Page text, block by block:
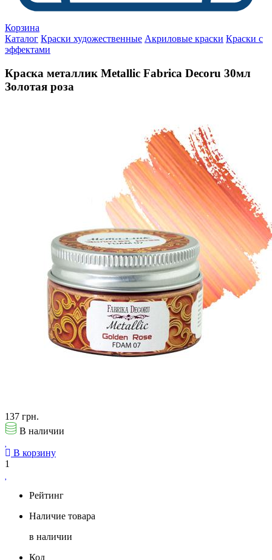
Корзина
Каталог Краски художественные Акриловые краски Краски с
эффектами
Краска металлик Metallic Fabrica Decoru 30мл
Золотая роза
137 грн.
В наличии
В корзину
1
Рейтинг
Наличие товара
в наличии
Код